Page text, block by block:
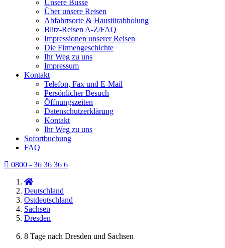
Unsere Busse
Über unsere Reisen
Abfahrtsorte & Haustürabholung
Blitz-Reisen A-Z/FAQ
Impressionen unserer Reisen
Die Firmengeschichte
Ihr Weg zu uns
Impressum
Kontakt
Telefon, Fax und E-Mail
Persönlicher Besuch
Öffnungszeiten
Datenschutzerklärung
Kontakt
Ihr Weg zu uns
Sofortbuchung
FAQ
0800 - 36 36 36 6
Deutschland
Ostdeutschland
Sachsen
Dresden
8 Tage nach Dresden und Sachsen